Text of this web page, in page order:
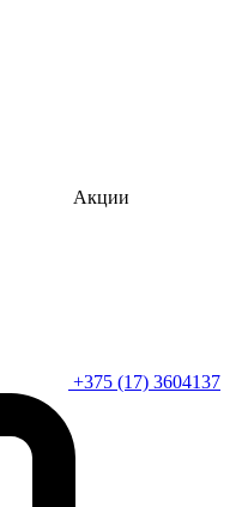
Акции
+375 (17) 3604137